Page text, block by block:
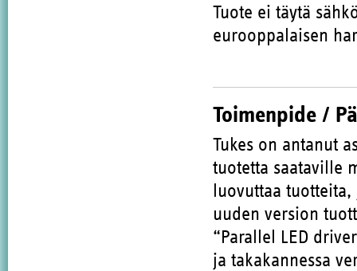
Tuote ei täytä
eurooppalaisen
Toimenpide /
Tukes on antanut
tuotetta saataville
luovuttaa
uuden version
“Parallel LED
ja takakannessa